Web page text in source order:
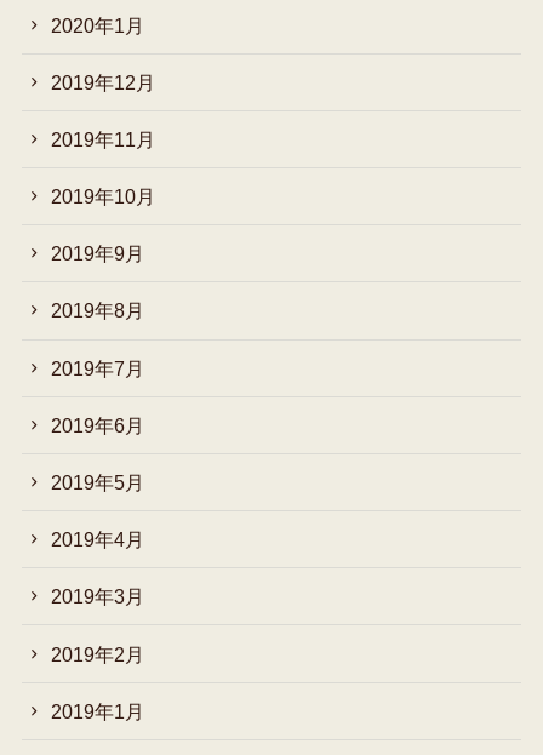
2020年1月
2019年12月
2019年11月
2019年10月
2019年9月
2019年8月
2019年7月
2019年6月
2019年5月
2019年4月
2019年3月
2019年2月
2019年1月